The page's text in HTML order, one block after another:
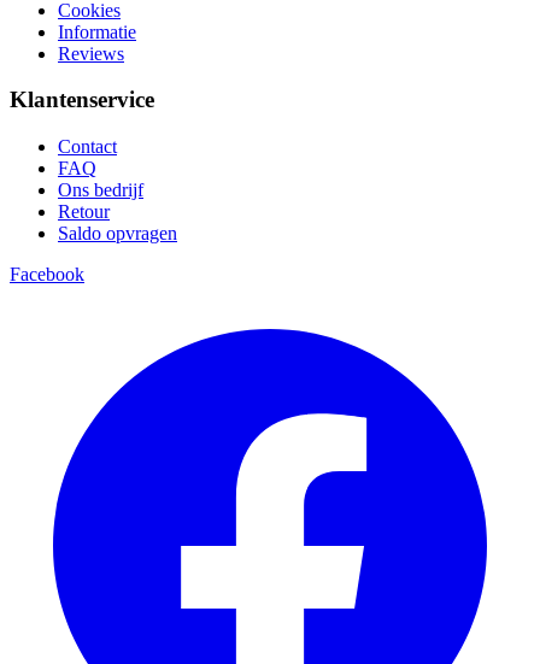
Cookies
Informatie
Reviews
Klantenservice
Contact
FAQ
Ons bedrijf
Retour
Saldo opvragen
Facebook